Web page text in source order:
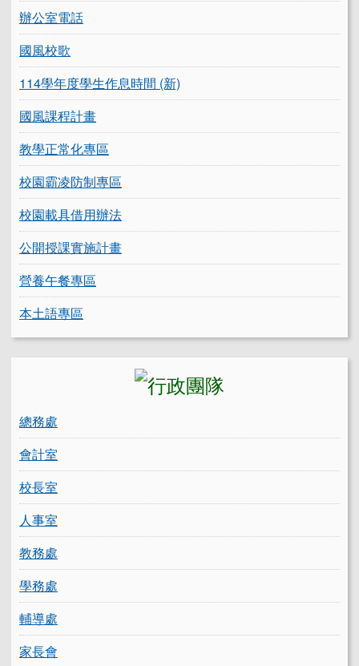
辦公室電話
國風校歌
114學年度學生作息時間 (新)
國風課程計畫
教學正常化專區
校園霸凌防制專區
校園載具借用辦法
公開授課實施計畫
營養午餐專區
本土語專區
總務處
會計室
校長室
人事室
教務處
學務處
輔導處
家長會